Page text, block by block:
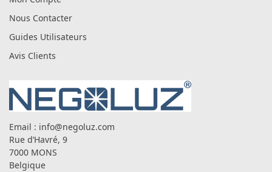
Nous Contacter
Guides Utilisateurs
Avis Clients
Email : info@negoluz.com
Rue d’Havré, 9
7000 MONS
Belgique